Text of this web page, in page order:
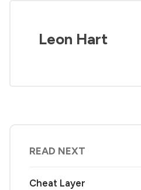
Leon Hart
READ NEXT
Cheat Layer